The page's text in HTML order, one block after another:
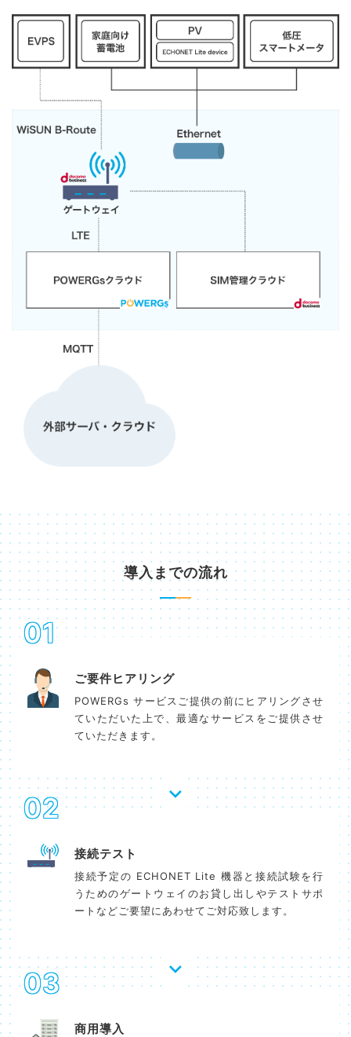
導入までの流れ
01
ご要件ヒアリング
POWERGs サービスご提供の前にヒアリングさせ
ていただいた上で、最適なサービスをご提供させ
ていただきます。
02
接続テスト
接続予定の ECHONET Lite 機器と接続試験を行
うためのゲートウェイのお貸し出しやテストサポ
ートなどご要望にあわせてご対応致します。
03
商用導入